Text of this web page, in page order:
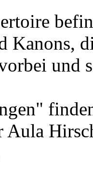
Kanons,
und
Aula